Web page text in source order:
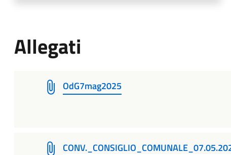
Allegati
OdG7mag2025